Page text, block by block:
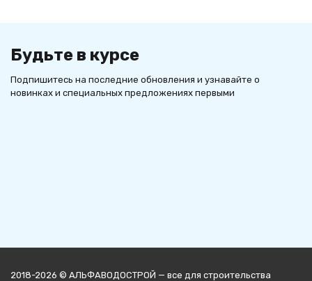
Будьте в курсе
Подпишитесь на последние обновления и узнавайте о
новинках и специальных предложениях первыми
2018-2026 © АЛЬФАВОДОСТРОЙ — все для строительства